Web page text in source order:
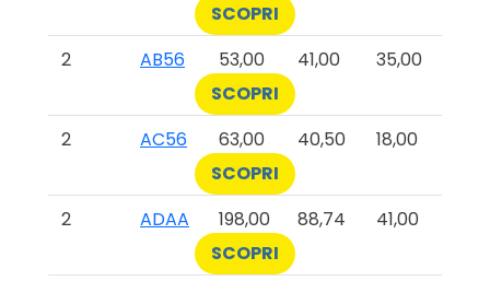
SCOPRI
2
AB56 53,00 41,00
35,00
SCOPRI
2
AC56 63,00 40,50
18,00
SCOPRI
2
ADAA 198,00 88,74
41,00
SCOPRI